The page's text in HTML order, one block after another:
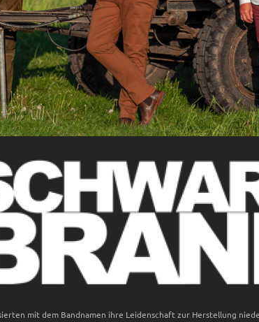
mit dem Bandnamen ihre Leidenschaft zur Herstellung